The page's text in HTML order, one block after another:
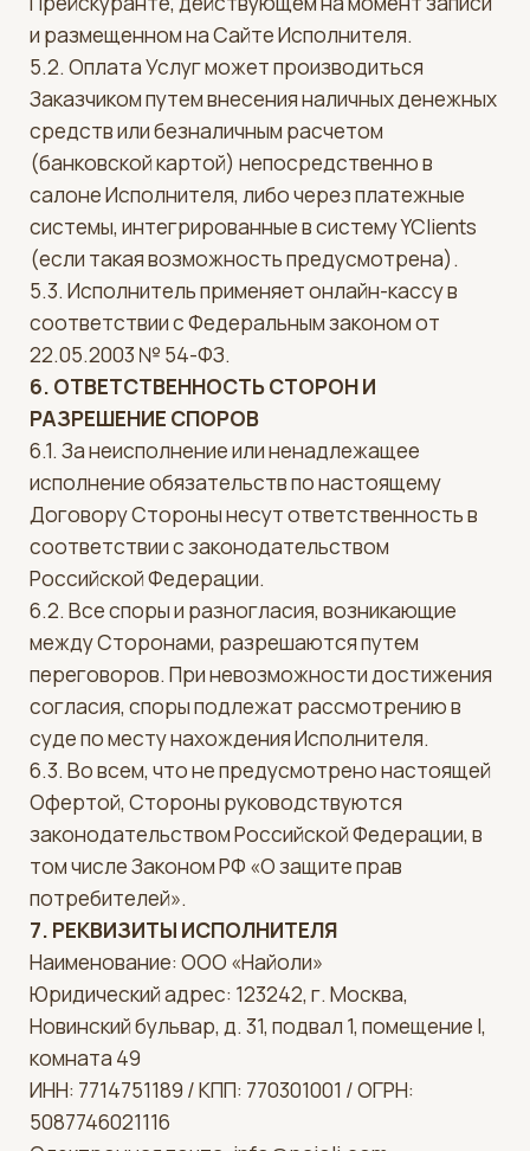
между Сторонами, разрешаются путем
переговоров. При невозможности достижения
согласия, споры подлежат рассмотрению в
суде по месту нахождения Исполнителя.
6.3. Во всем, что не предусмотрено настоящей
Офертой, Стороны руководствуются
законодательством Российской Федерации, в
том числе Законом РФ «О защите прав
потребителей».
7. РЕКВИЗИТЫ ИСПОЛНИТЕЛЯ
Наименование: ООО «Найоли»
Юридический адрес: 123242, г. Москва,
Новинский бульвар, д. 31, подвал 1, помещение I,
комната 49
5087746021116
Электронная почта: info@naioli.com
Сайт: naioli.com
Дата публикации Оферты: 29 декабря 2025 г.